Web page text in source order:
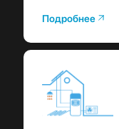
Подробнее